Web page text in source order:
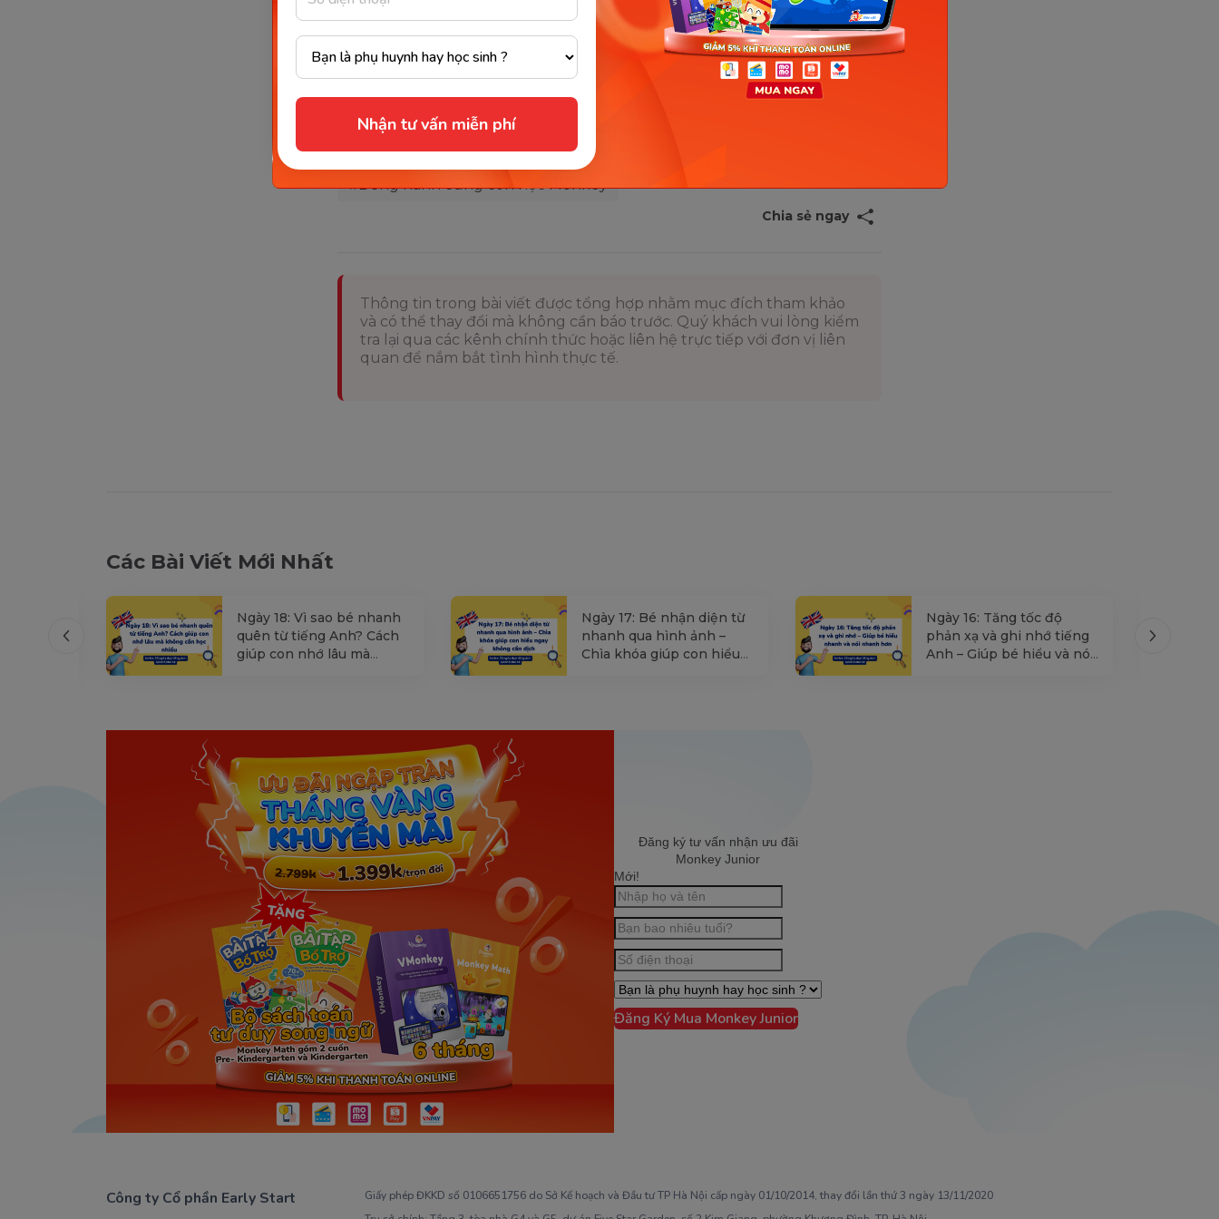
Nhận tư vấn miễn phí
chương trình lên mạng xã hội và nhận được nhiều sự quan tâm về phương
pháp học tiếng Anh tại nhà vô cùng hữu ích, chị cũng hy vọng qua
chương trình Monkey Stories, các bậc phụ huynh khác sẽ tự tin hơn trong
hành trình tự dạy con tiếng Anh.
#Monkey Junior #Monkey Stories
#Đồng hành cùng con học Monkey
Chia sẻ ngay
Thông tin trong bài viết được tổng hợp nhằm mục đích tham khảo
và có thể thay đổi mà không cần báo trước. Quý khách vui lòng kiểm
tra lại qua các kênh chính thức hoặc liên hệ trực tiếp với đơn vị liên
quan để nắm bắt tình hình thực tế.
Các Bài Viết Mới Nhất
Ngày 18: Vì sao bé nhanh
quên từ tiếng Anh? Cách
giúp con nhớ lâu mà
Ngày 17: Bé nhận diện từ
nhanh qua hình ảnh –
Chìa khóa giúp con hiểu
Ngày 16: Tăng tốc độ
phản xạ và ghi nhớ tiếng
Anh – Giúp bé hiểu và nói
Đăng ký tư vấn nhận ưu đãi
Monkey Junior
Mới!
Đăng Ký Mua Monkey Junior
Công ty Cổ phần Early Start
Giấy phép ĐKKD số 0106651756 do Sở Kế hoạch và Đầu tư TP Hà Nội cấp ngày 01/10/2014, thay đổi lần thứ 3 ngày 13/11/2020